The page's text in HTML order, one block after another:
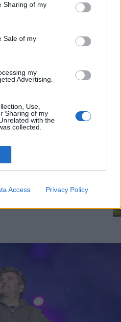
Sharing of my
Sale of my
my
Advertising.
Use,
Sharing of my
with the
collected.
Access Privacy Policy